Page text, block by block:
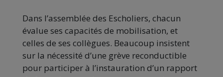
Dans l’assemblée des Escholiers, chacun
évalue ses capacités de mobilisation, et
celles de ses collègues. Beaucoup insistent
sur la nécessité d’une grève reconductible
pour participer à l’instauration d’un rapport